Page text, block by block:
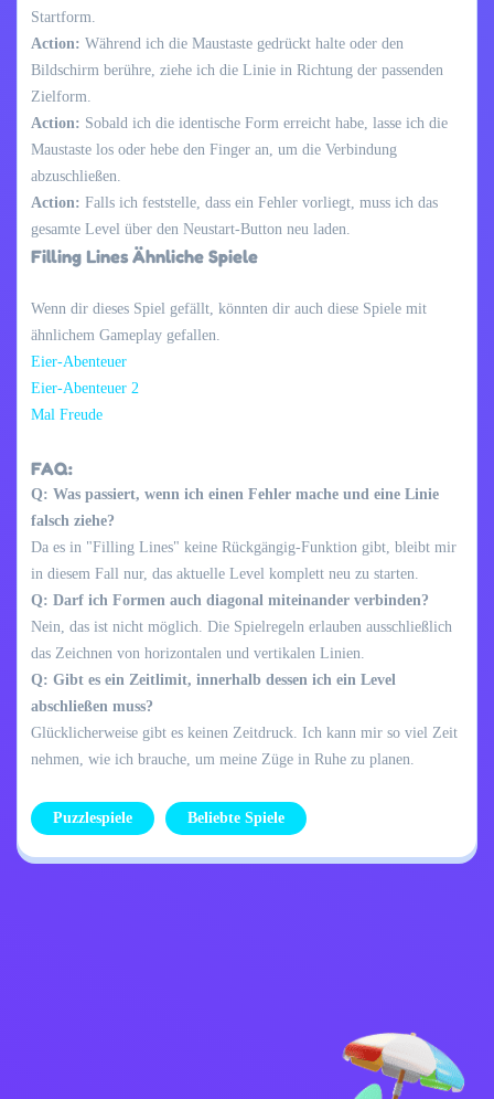
Startform.
Action: Während ich die Maustaste gedrückt halte oder den
Bildschirm berühre, ziehe ich die Linie in Richtung der passenden
Zielform.
Action: Sobald ich die identische Form erreicht habe, lasse ich die
Maustaste los oder hebe den Finger an, um die Verbindung
abzuschließen.
Action: Falls ich feststelle, dass ein Fehler vorliegt, muss ich das
gesamte Level über den Neustart-Button neu laden.
Filling Lines Ähnliche Spiele
Wenn dir dieses Spiel gefällt, könnten dir auch diese Spiele mit
ähnlichem Gameplay gefallen.
Eier-Abenteuer
Eier-Abenteuer 2
Mal Freude
FAQ:
Q: Was passiert, wenn ich einen Fehler mache und eine Linie
falsch ziehe?
Da es in "Filling Lines" keine Rückgängig-Funktion gibt, bleibt mir
in diesem Fall nur, das aktuelle Level komplett neu zu starten.
Q: Darf ich Formen auch diagonal miteinander verbinden?
Nein, das ist nicht möglich. Die Spielregeln erlauben ausschließlich
das Zeichnen von horizontalen und vertikalen Linien.
Q: Gibt es ein Zeitlimit, innerhalb dessen ich ein Level
abschließen muss?
Glücklicherweise gibt es keinen Zeitdruck. Ich kann mir so viel Zeit
nehmen, wie ich brauche, um meine Züge in Ruhe zu planen.
Puzzlespiele Beliebte Spiele